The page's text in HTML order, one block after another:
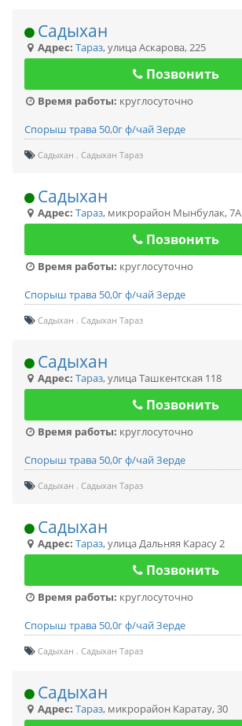
Садыхан
Адрес: Тараз,улица Аскарова, 225
Позвонить
Время работы: круглосуточно
Спорыш трава 50,0г ф/чай Зерде
Садыхан Садыхан Тараз
Садыхан
Адрес: Тараз, микрорайон Мынбулак, 7А
Позвонить
Время работы: круглосуточно
Спорыш трава 50,0г ф/чай Зерде
Садыхан Садыхан Тараз
Садыхан
Адрес: Тараз,улица Ташкентская 118
Позвонить
Время работы: круглосуточно
Спорыш трава 50,0г ф/чай Зерде
Садыхан Садыхан Тараз
Садыхан
Адрес: Тараз,улица Дальняя Карасу 2
Позвонить
Время работы: круглосуточно
Спорыш трава 50,0г ф/чай Зерде
Садыхан Садыхан Тараз
Садыхан
Адрес: Тараз, микрорайон Каратау, 30